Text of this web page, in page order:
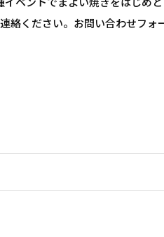
絡ください。お問い合わせフォ